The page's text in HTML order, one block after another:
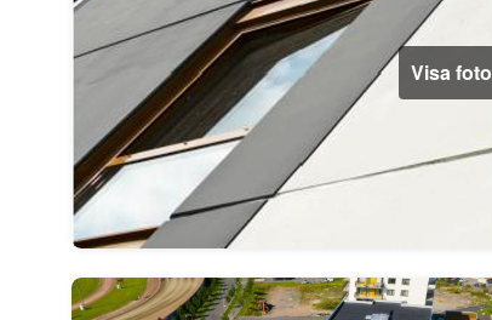
Visa foto